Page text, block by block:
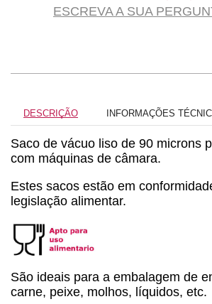
ESCREVA A SUA
DESCRIÇÃO INFORMAÇÕES
Saco de vácuo liso de 90 microns
com máquinas de câmara.
Estes sacos estão em
legislação alimentar.
São ideais para a embalagem de
carne, peixe, molhos, líquidos, etc.